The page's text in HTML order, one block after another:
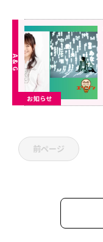
お知らせ
前ページ